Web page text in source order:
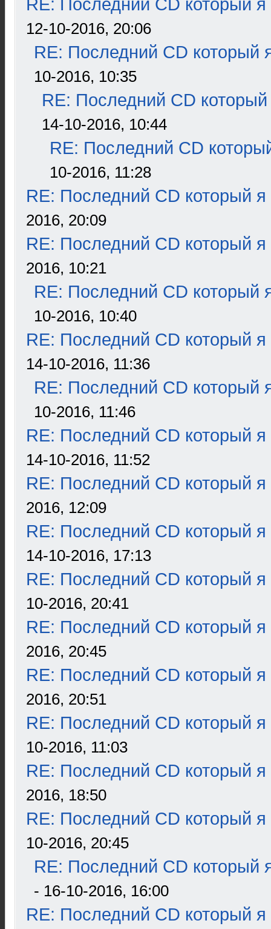
RE: Последний CD который я
12-10-2016, 20:06
RE: Последний CD который
10-2016, 10:35
RE: Последний CD который
14-10-2016, 10:44
RE: Последний CD
10-2016, 11:28
RE: Последний CD который я
2016, 20:09
RE: Последний CD который я
2016, 10:21
RE: Последний CD который
10-2016, 10:40
RE: Последний CD который я
14-10-2016, 11:36
RE: Последний CD который
10-2016, 11:46
RE: Последний CD который я
14-10-2016, 11:52
RE: Последний CD который я
2016, 12:09
RE: Последний CD который я
14-10-2016, 17:13
RE: Последний CD который я
10-2016, 20:41
RE: Последний CD который я
2016, 20:45
RE: Последний CD который я
2016, 20:51
RE: Последний CD который я
10-2016, 11:03
RE: Последний CD который я
2016, 18:50
RE: Последний CD который я
10-2016, 20:45
RE: Последний CD который
- 16-10-2016, 16:00
RE: Последний CD который я